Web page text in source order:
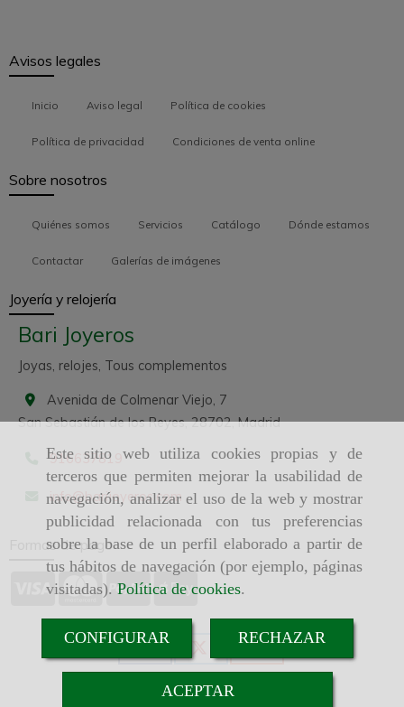
Este sitio web utiliza cookies propias y de
terceros que permiten mejorar la usabilidad de
navegación, analizar el uso de la web y mostrar
publicidad relacionada con tus preferencias
sobre la base de un perfil elaborado a partir de
tus hábitos de navegación (por ejemplo, páginas
visitadas). Política de cookies.
CONFIGURAR RECHAZAR
ACEPTAR
Avisos legales
Inicio Aviso legal Política de cookies
Política de privacidad Condiciones de venta online
Sobre nosotros
Quiénes somos Servicios Catálogo Dónde estamos
Contactar Galerías de imágenes
Joyería y relojería
Bari Joyeros
Joyas, relojes, Tous complementos
Avenida de Colmenar Viejo, 7
San Sebastián de los Reyes,28702,Madrid
916637819
info barijoyeros.com
Formas de pago